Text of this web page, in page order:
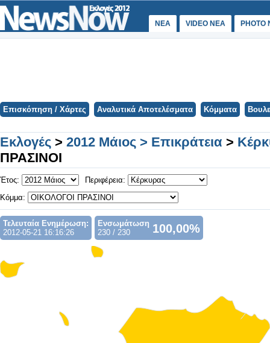
ΝΕΑ VIDEO NEA PHOTO
Επισκόπηση / Χάρτες Αναλυτικά Αποτελέσματα Κόμματα
Εκλογές > 2012 Μάιος > Επικράτεια >
ΠΡΑΣΙΝΟΙ
Έτος:
Περιφέρεια:
Κόμμα:
Τελευταία Ενημέρωση:
2012-05-21 16:16:26
Ενσωμάτωση
230 / 230
100,00%